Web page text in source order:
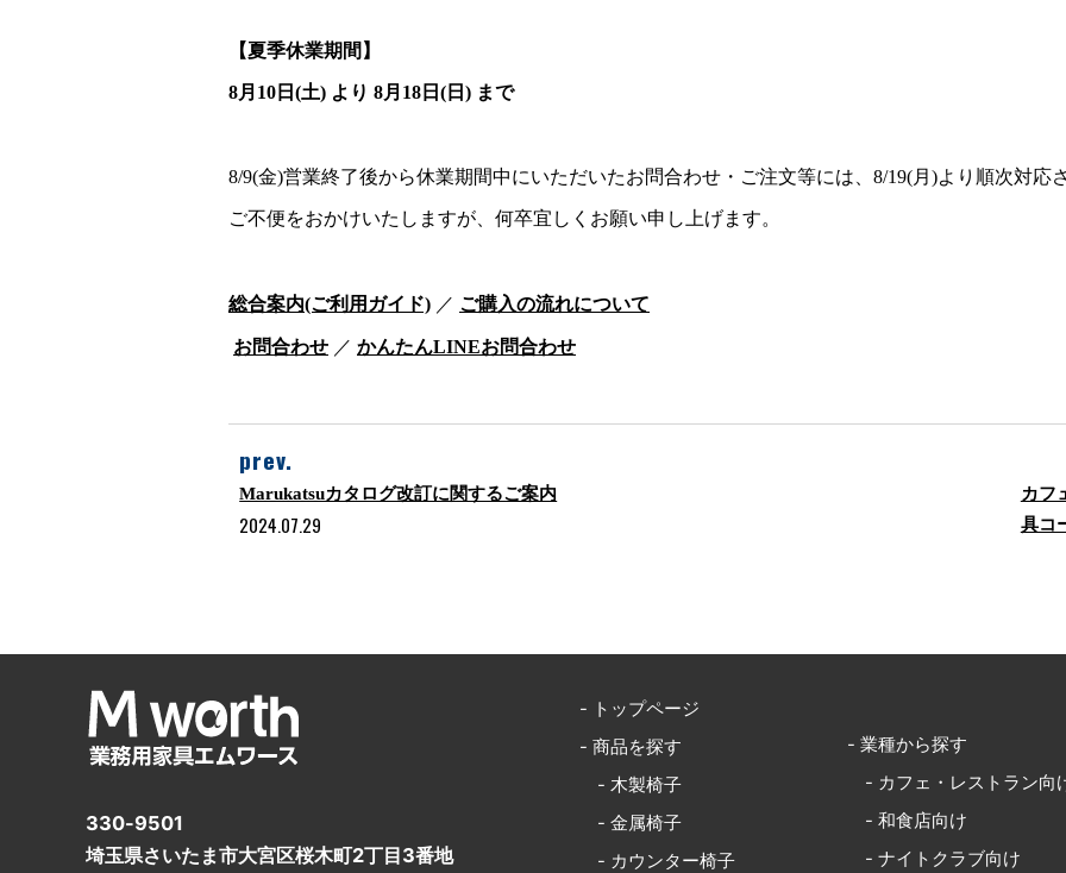
【夏季休業期間】
8月10日(土) より 8月18日(日) まで
8/9(金)営業終了後から休業期間中にいただいたお問合わせ・ご注文等には、8/19(月)より順次対応
ご不便をおかけいたしますが、何卒宜しくお願い申し上げます。
総合案内(ご利用ガイド) ／ ご購入の流れについて
お問合わせ ／ かんたんLINEお問合わせ
prev.
Marukatsuカタログ改訂に関するご案内
2024.07.29
カフ
具コ
330-9501
埼玉県さいたま市大宮区桜木町2丁目3番地
- トップページ
- 商品を探す
- 木製椅子
- 金属椅子
- カウンター椅子
- 業種から探す
- カフェ・レストラン向
- 和食店向け
- ナイトクラブ向け